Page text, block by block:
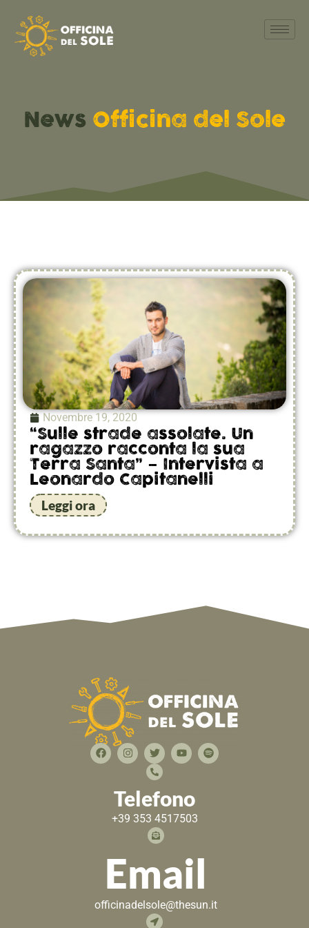
News Officina del Sole
Novembre 19, 2020
“Sulle strade assolate. Un
ragazzo racconta la sua
Terra Santa” – Intervista a
Leonardo Capitanelli
Leggi ora
Telefono
+39 353 4517503
Email
officinadelsole@thesun.it